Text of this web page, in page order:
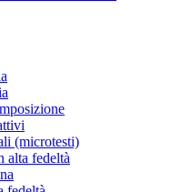
(microtesti)
alta fedeltà